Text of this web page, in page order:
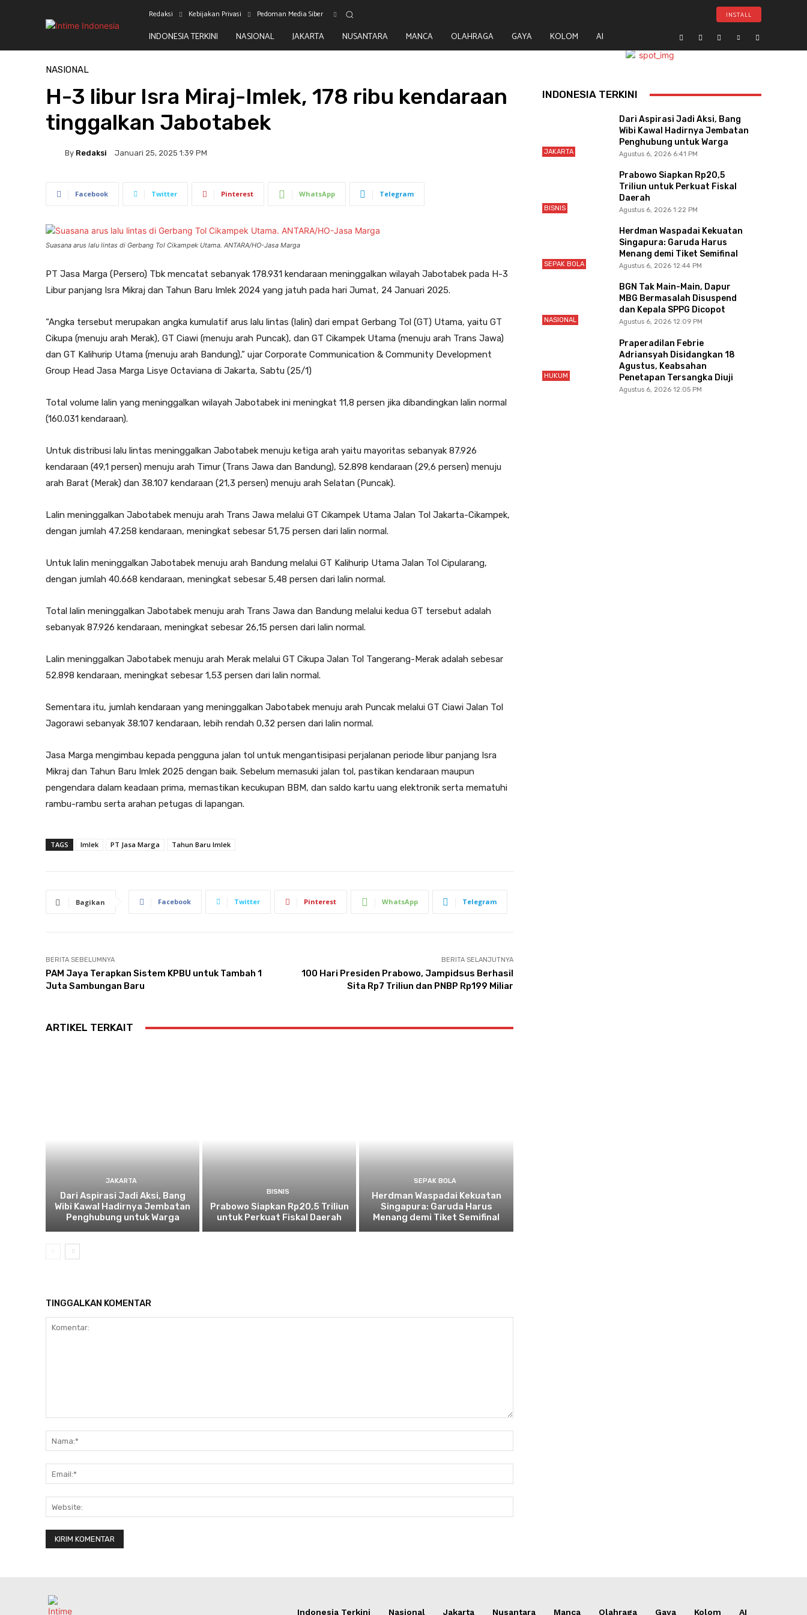
Redaksi Kebijakan Privasi Pedoman Media Siber INSTALL
INDONESIA TERKINI NASIONAL JAKARTA NUSANTARA MANCA OLAHRAGA GAYA KOLOM AI
NASIONAL
H-3 libur Isra Miraj-Imlek, 178 ribu kendaraan
tinggalkan Jabotabek
By Redaksi Januari 25, 2025 1:39 PM
Facebook Twitter Pinterest WhatsApp Telegram
Suasana arus lalu lintas di Gerbang Tol Cikampek Utama. ANTARA/HO-Jasa Marga
PT Jasa Marga (Persero) Tbk mencatat sebanyak 178.931 kendaraan meninggalkan wilayah Jabotabek pada H-3
Libur panjang Isra Mikraj dan Tahun Baru Imlek 2024 yang jatuh pada hari Jumat, 24 Januari 2025.
“Angka tersebut merupakan angka kumulatif arus lalu lintas (lalin) dari empat Gerbang Tol (GT) Utama, yaitu GT
Cikupa (menuju arah Merak), GT Ciawi (menuju arah Puncak), dan GT Cikampek Utama (menuju arah Trans Jawa)
dan GT Kalihurip Utama (menuju arah Bandung),” ujar Corporate Communication & Community Development
Group Head Jasa Marga Lisye Octaviana di Jakarta, Sabtu (25/1)
Total volume lalin yang meninggalkan wilayah Jabotabek ini meningkat 11,8 persen jika dibandingkan lalin normal
(160.031 kendaraan).
Untuk distribusi lalu lintas meninggalkan Jabotabek menuju ketiga arah yaitu mayoritas sebanyak 87.926
kendaraan (49,1 persen) menuju arah Timur (Trans Jawa dan Bandung), 52.898 kendaraan (29,6 persen) menuju
arah Barat (Merak) dan 38.107 kendaraan (21,3 persen) menuju arah Selatan (Puncak).
Lalin meninggalkan Jabotabek menuju arah Trans Jawa melalui GT Cikampek Utama Jalan Tol Jakarta-Cikampek,
dengan jumlah 47.258 kendaraan, meningkat sebesar 51,75 persen dari lalin normal.
Untuk lalin meninggalkan Jabotabek menuju arah Bandung melalui GT Kalihurip Utama Jalan Tol Cipularang,
dengan jumlah 40.668 kendaraan, meningkat sebesar 5,48 persen dari lalin normal.
Total lalin meninggalkan Jabotabek menuju arah Trans Jawa dan Bandung melalui kedua GT tersebut adalah
sebanyak 87.926 kendaraan, meningkat sebesar 26,15 persen dari lalin normal.
Lalin meninggalkan Jabotabek menuju arah Merak melalui GT Cikupa Jalan Tol Tangerang-Merak adalah sebesar
52.898 kendaraan, meningkat sebesar 1,53 persen dari lalin normal.
Sementara itu, jumlah kendaraan yang meninggalkan Jabotabek menuju arah Puncak melalui GT Ciawi Jalan Tol
Jagorawi sebanyak 38.107 kendaraan, lebih rendah 0,32 persen dari lalin normal.
Jasa Marga mengimbau kepada pengguna jalan tol untuk mengantisipasi perjalanan periode libur panjang Isra
Mikraj dan Tahun Baru Imlek 2025 dengan baik. Sebelum memasuki jalan tol, pastikan kendaraan maupun
pengendara dalam keadaan prima, memastikan kecukupan BBM, dan saldo kartu uang elektronik serta mematuhi
rambu-rambu serta arahan petugas di lapangan.
TAGS Imlek PT Jasa Marga Tahun Baru Imlek
Bagikan Facebook Twitter Pinterest WhatsApp Telegram
BERITA SEBELUMNYA
PAM Jaya Terapkan Sistem KPBU untuk Tambah 1
Juta Sambungan Baru
BERITA SELANJUTNYA
100 Hari Presiden Prabowo, Jampidsus Berhasil
Sita Rp7 Triliun dan PNBP Rp199 Miliar
ARTIKEL TERKAIT
JAKARTA
Dari Aspirasi Jadi Aksi, Bang
Wibi Kawal Hadirnya Jembatan
Penghubung untuk Warga
BISNIS
Prabowo Siapkan Rp20,5 Triliun
untuk Perkuat Fiskal Daerah
SEPAK BOLA
Herdman Waspadai Kekuatan
Singapura: Garuda Harus
Menang demi Tiket Semifinal
TINGGALKAN KOMENTAR
INDONESIA TERKINI
JAKARTA
Dari Aspirasi Jadi Aksi, Bang
Wibi Kawal Hadirnya Jembatan
Penghubung untuk Warga
Agustus 6, 2026 6:41 PM
BISNIS
Prabowo Siapkan Rp20,5
Triliun untuk Perkuat Fiskal
Daerah
Agustus 6, 2026 1:22 PM
SEPAK BOLA
Herdman Waspadai Kekuatan
Singapura: Garuda Harus
Menang demi Tiket Semifinal
Agustus 6, 2026 12:44 PM
NASIONAL
BGN Tak Main-Main, Dapur
MBG Bermasalah Disuspend
dan Kepala SPPG Dicopot
Agustus 6, 2026 12:09 PM
HUKUM
Praperadilan Febrie
Adriansyah Disidangkan 18
Agustus, Keabsahan
Penetapan Tersangka Diuji
Agustus 6, 2026 12:05 PM
Indonesia Terkini Nasional Jakarta Nusantara Manca Olahraga Gaya Kolom AI